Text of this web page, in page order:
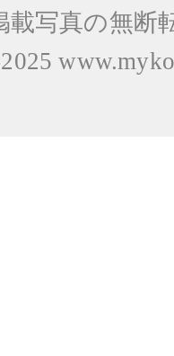
写真の無断